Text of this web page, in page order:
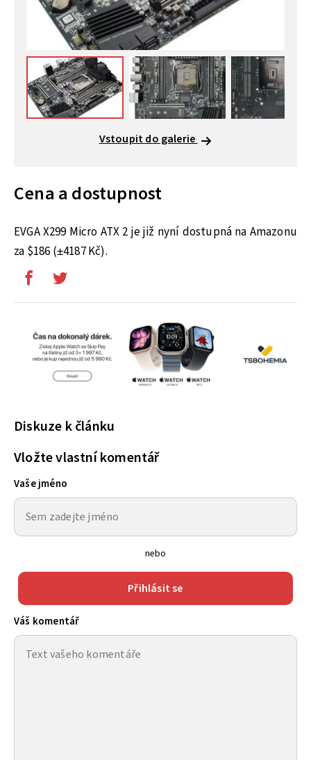
Vstoupit do galerie
Cena a dostupnost
EVGA X299 Micro ATX 2 je již nyní dostupná na Amazonu
za $186 (±4187 Kč).
Diskuze k článku
Vložte vlastní komentář
Vaše jméno
nebo
Přihlásit se
Váš komentář